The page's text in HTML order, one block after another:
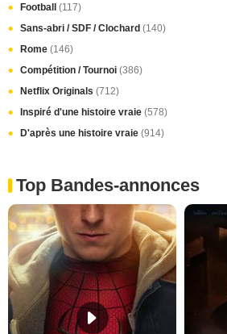
Football (117)
Sans-abri / SDF / Clochard (140)
Rome (146)
Compétition / Tournoi (386)
Netflix Originals (712)
Inspiré d'une histoire vraie (578)
D'après une histoire vraie (914)
Top Bandes-annonces